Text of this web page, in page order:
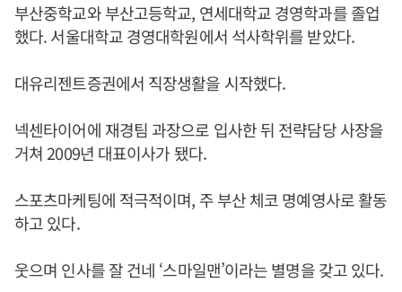
부산중학교와 부산고등학교, 연세대학교 경영학과를 졸업
했다. 서울대학교 경영대학원에서 석사학위를 받았다.
대유리젠트증권에서 직장생활을 시작했다.
넥센타이어에 재경팀 과장으로 입사한 뒤 전략담당 사장을
거쳐 2009년 대표이사가 됐다.
스포츠마케팅에 적극적이며, 주 부산 체코 명예영사로 활동
하고 있다.
웃으며 인사를 잘 건네 ‘스마일맨’이라는 별명을 갖고 있다.